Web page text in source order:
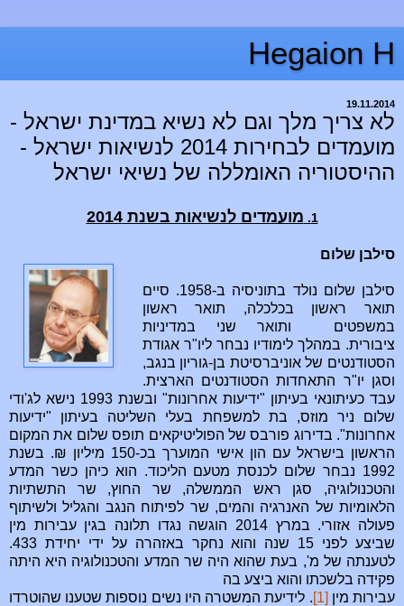
Hegaion H
19.11.2014
לא צריך מלך וגם לא נשיא במדינת ישראל -
מועמדים לבחירות 2014 לנשיאות ישראל -
ההיסטוריה האומללה של נשיאי ישראל
1. מועמדים לנשיאות בשנת 2014
סילבן שלום
סילבן שלום נולד בתוניסיה ב-1958. סיים
תואר ראשון בכלכלה, תואר ראשון
במשפטים ותואר שני במדיניות
ציבורית. במהלך לימודיו נבחר ליו"ר אגודת
הסטודנטים של אוניברסיטת בן-גוריון בנגב,
וסגן יו"ר התאחדות הסטודנטים הארצית.
עבד כעיתונאי בעיתון "ידיעות אחרונות" ובשנת 1993 נישא לג'ודי
שלום ניר מוזס, בת למשפחת בעלי השליטה בעיתון "ידיעות
אחרונות". בדירוג פורבס של הפוליטיקאים תופס שלום את המקום
הראשון בישראל עם הון אישי המוערך בכ-150 מיליון ₪. בשנת
1992 נבחר שלום לכנסת מטעם הליכוד. הוא כיהן כשר המדע
והטכנולוגיה, סגן ראש הממשלה, שר החוץ, שר התשתיות
הלאומיות של האנרגיה והמים, שר לפיתוח הנגב והגליל ולשיתוף
פעולה אזורי. במרץ 2014 הוגשה נגדו תלונה בגין עבירות מין
שביצע לפני 15 שנה והוא נחקר באזהרה על ידי יחידת 433.
לטענתה של מ', בעת שהוא היה שר המדע והטכנולוגיה היא היתה
פקידה בלשכתו והוא ביצע בה
עבירות מין [1]
. לידיעת המשטרה היו נשים נוספות שטענו שהוטרדו